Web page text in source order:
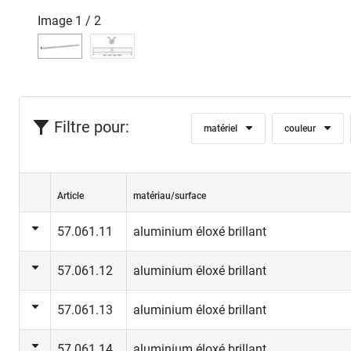
Image 1 / 2
Filtre pour: matériel couleur
Article matériau/surface
57.061.11 aluminium éloxé brillant
57.061.12 aluminium éloxé brillant
57.061.13 aluminium éloxé brillant